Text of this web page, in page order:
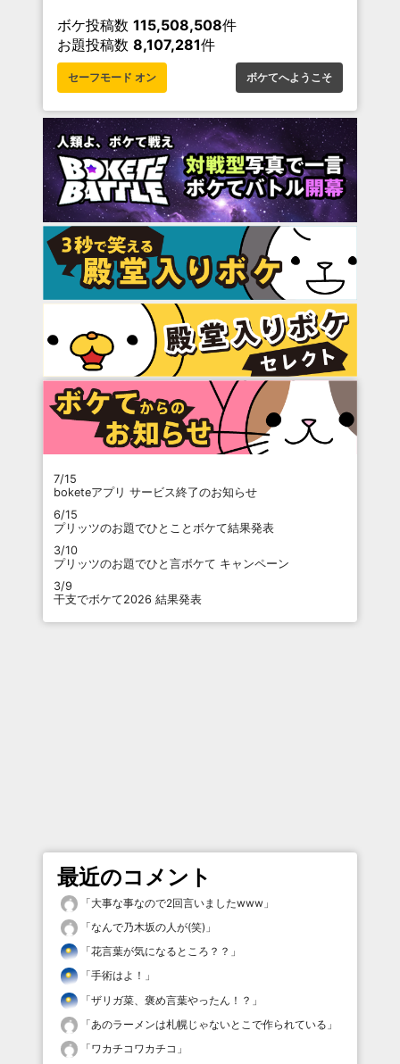
ボケ投稿数 115,508,508件
お題投稿数 8,107,281件
セーフモード オン ボケてへようこそ
7/15
boketeアプリ サービス終了のお知らせ
6/15
プリッツのお題でひとことボケて結果発表
3/10
プリッツのお題でひと言ボケて キャンペーン
3/9
干支でボケて2026 結果発表
最近のコメント
「大事な事なので2回言いましたwww 」
「なんで乃木坂の人が(笑) 」
「花言葉が気になるところ？？ 」
「手術はよ！ 」
「ザリガ菜、褒め言葉やったん！？ 」
「あのラーメンは札幌じゃないとこで作られている 」
「ワカチコワカチコ 」